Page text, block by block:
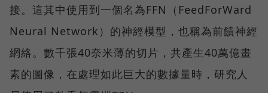
接。這其中使用到一個名為FFN（FeedForWard
Neural Network）的神經模型，也稱為前饋神經
網絡。數千張40奈米薄的切片，共產生40萬億畫
素的圖像，在處理如此巨大的數據量時，研究人